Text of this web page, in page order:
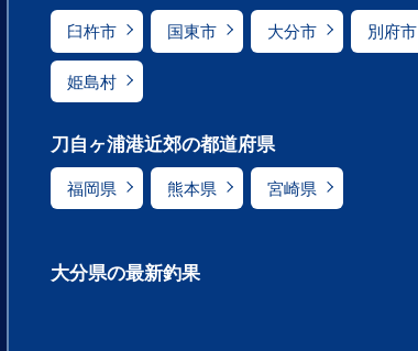
臼杵市 国東市 大分市 別府市
姫島村
刀自ヶ浦港近郊の都道府県
福岡県 熊本県 宮崎県
大分県の最新釣果